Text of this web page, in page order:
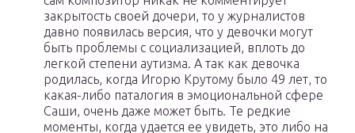
закрытость своей дочери, то у журналистов
давно появилась версия, что у девочки могут
быть проблемы с социализацией, вплоть до
легкой степени аутизма. А так как девочка
родилась, когда Игорю Крутому было 49 лет, то
какая-либо паталогия в эмоциональной сфере
Саши, очень даже может быть. Те редкие
моменты, когда удается ее увидеть, это либо на